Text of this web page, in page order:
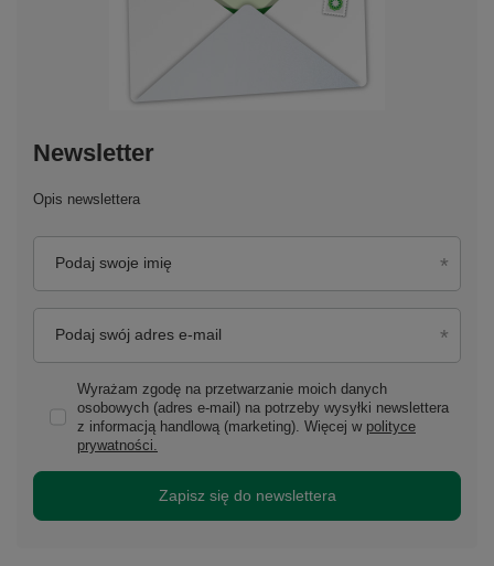
Newsletter
Opis newslettera
Podaj swoje imię
Podaj swój adres e-mail
Wyrażam zgodę na przetwarzanie moich danych
osobowych (adres e-mail) na potrzeby wysyłki newslettera
z informacją handlową (marketing). Więcej w polityce
prywatności.
Zapisz się do newslettera